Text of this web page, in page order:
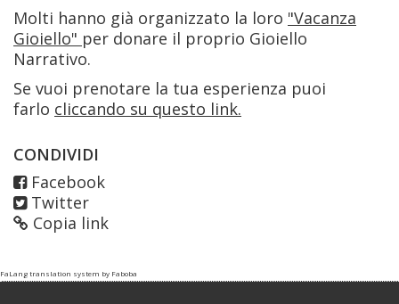
Molti hanno già organizzato la loro "Vacanza
Gioiello" per donare il proprio Gioiello
Narrativo.
Se vuoi prenotare la tua esperienza puoi
farlo cliccando su questo link.
CONDIVIDI
Facebook
Twitter
Copia link
FaLang translation system by Faboba